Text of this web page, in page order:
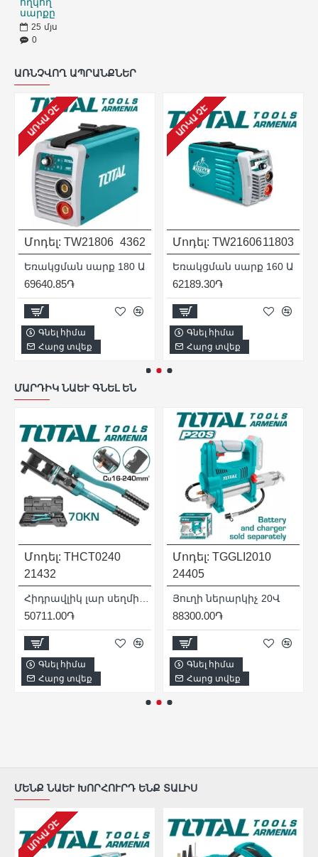
սարքը
25 մյս
0
ԱՌՆՉՎՈՂ ԱՊՐԱՆՔՆԵՐ
ԱՌԿԱ ՉԷ
Մոդել: TW21806 4362
Եռակցման սարք 180 Ա
69640.85֏
Գնել հիմա
Հարց տվեք
ԱՌԿԱ ՉԷ
Մոդել: TW2160611803
Եռակցման սարք 160 Ա
62189.30֏
Գնել հիմա
Հարց տվեք
ՄԱՐԴԻԿ ՆԱԵՒ ԳՆԵԼ ԵՆ
Մոդել: THCT0240
21432
50711.00֏
Գնել հիմա
Հարց տվեք
Մոդել: TGGLI2010
24405
Յուղի ներարկիչ 20Վ
88300.00֏
Գնել հիմա
Հարց տվեք
ՄԵՆՔ ՆԱԵՒ ԽՈՐՀՈՒՐԴ ԵՆՔ ՏԱԼԻՍ
ԱՌԿԱ ՉԷ